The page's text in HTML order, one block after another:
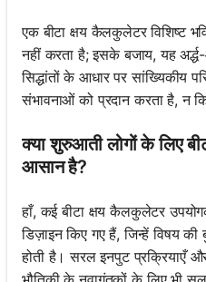
एक बीटा क्षय कैलकुलेटर विशिष्ट
नहीं करता है; इसके बजाय, यह
सिद्धांतों के आधार पर सांख्यिकीय
संभावनाओं को प्रदान करता है, न कि
क्या शुरुआती लोगों के लिए
आसान है?
हाँ, कई बीटा क्षय कैलकुलेटर
डिज़ाइन किए गए हैं, जिन्हें विषय
होती है। सरल इनपुट प्रक्रियाएँ